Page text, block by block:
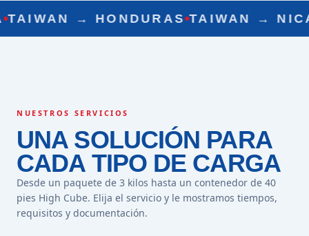
HONDURAS TAIWAN →NICARAGUA
NUESTROS SERVICIOS
UNA SOLUCIÓN PARA
CADA TIPO DE CARGA
Desde un paquete de 3 kilos hasta un contenedor de 40
pies High Cube. Elija el servicio y le mostramos tiempos,
requisitos y documentación.